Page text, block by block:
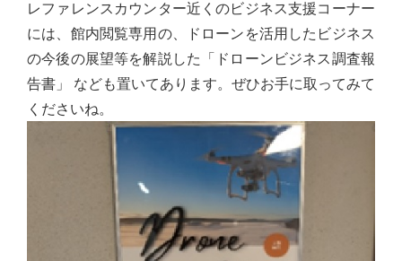
レファレンスカウンター近くのビジネス支援コーナー
には、館内閲覧専用の、ドローンを活用したビジネス
の今後の展望等を解説した「ドローンビジネス調査報
告書」
なども置いてあります。ぜひお手に取ってみて
くださいね。